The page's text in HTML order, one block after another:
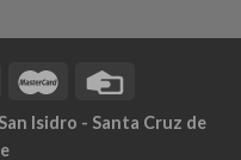
Isidro - Santa Cruz de